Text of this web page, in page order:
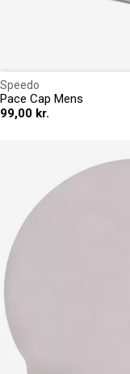
Speedo
Pace Cap Mens
99,00 kr.